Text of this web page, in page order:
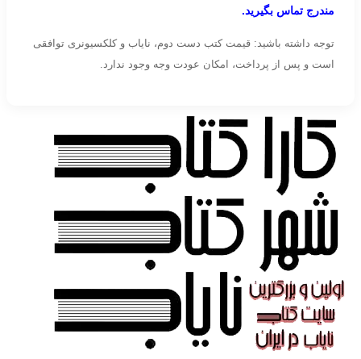
مندرج تماس بگیرید.
توجه داشته باشید: قیمت کتب دست دوم، نایاب و کلکسیونری توافقی
است و پس از پرداخت، امکان عودت وجه وجود ندارد.